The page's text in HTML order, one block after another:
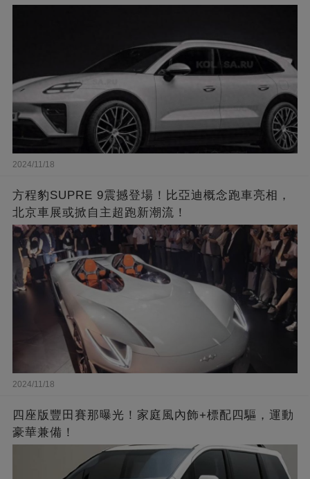
2024/11/18
方程豹SUPRE 9震撼登場！比亞迪概念跑車亮相，
北京車展或掀自主超跑新潮流！
2024/11/18
四座版豐田賽那曝光！家庭風內飾+標配四驅，運動
豪華兼備！